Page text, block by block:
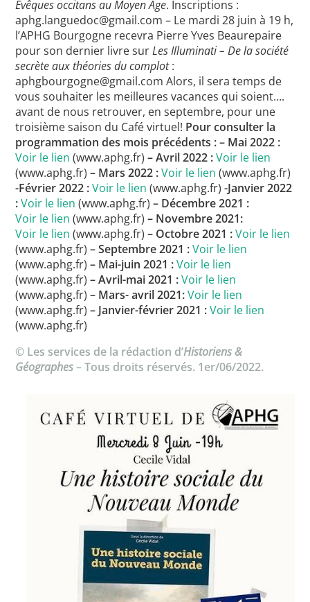
Évêques occitans au Moyen Âge. Inscriptions :
aphg.languedoc@gmail.com – Le mardi 28 juin à 19 h,
l’APHG Bourgogne recevra Pierre Yves Beaurepaire
pour son dernier livre surLes Illuminati – De la société
secrète aux théories du complot:
aphgbourgogne@gmail.com Alors, il sera temps de
vous souhaiter les meilleures vacances qui soient….
avant de nous retrouver, en septembre, pour une
troisième saison du Café virtuel! Pour consulter la
programmation des mois précédents :– Mai 2022 :
Voir le lien (www.aphg.fr)– Avril 2022 :Voir le lien
(www.aphg.fr)– Mars 2022 : Voir le lien (www.aphg.fr)
-Février 2022 : Voir le lien (www.aphg.fr)-Janvier 2022
: Voir le lien (www.aphg.fr)– Décembre 2021 :
Voir le lien (www.aphg.fr)– Novembre 2021:
Voir le lien (www.aphg.fr)– Octobre 2021 : Voir le lien
(www.aphg.fr)– Septembre 2021 :Voir le lien
(www.aphg.fr)– Mai-juin 2021 :Voir le lien
(www.aphg.fr)– Avril-mai 2021 : Voir le lien
(www.aphg.fr)– Mars- avril 2021: Voir le lien
(www.aphg.fr)– Janvier-février 2021 :Voir le lien
(www.aphg.fr)
© Les services de la rédaction d’Historiens &
Géographes– Tous droits réservés. 1er/06/2022.